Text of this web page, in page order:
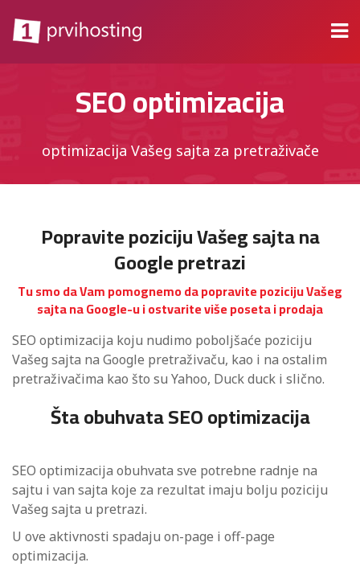
SEO optimizacija
optimizacija Vašeg sajta za pretraživače
Popravite poziciju Vašeg sajta na
Google pretrazi
Tu smo da Vam pomognemo da popravite poziciju Vašeg
sajta na Google-u i ostvarite više poseta i prodaja
SEO optimizacija koju nudimo poboljšaće poziciju
Vašeg sajta na Google pretraživaču, kao i na ostalim
pretraživačima kao što su Yahoo, Duck duck i slično.
Šta obuhvata SEO optimizacija
SEO optimizacija obuhvata sve potrebne radnje na
sajtu i van sajta koje za rezultat imaju bolju poziciju
Vašeg sajta u pretrazi.
U ove aktivnosti spadaju on-page i off-page
optimizacija.